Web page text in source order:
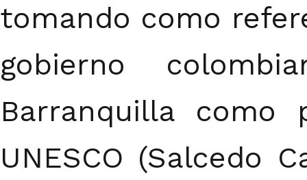
tomando como
gobierno
Barranquilla
UNESCO (Salcedo